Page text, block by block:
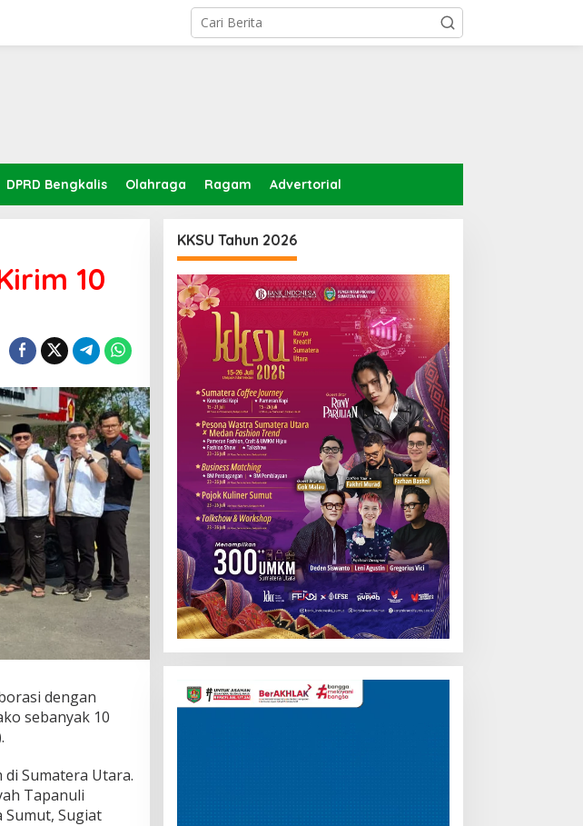
DPRD Bengkalis Olahraga Ragam Advertorial
10
dengan
sebanyak 10
Sumatera Utara.
Tapanuli
Sumut, Sugiat
KKSU Tahun 2026
Pemutar
Video